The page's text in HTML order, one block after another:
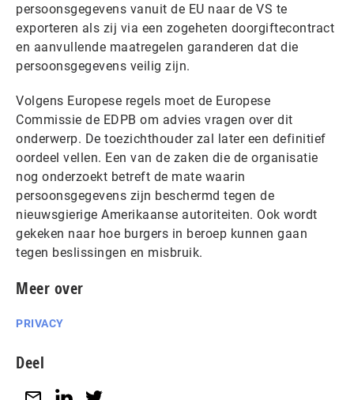
persoonsgegevens vanuit de EU naar de VS te
exporteren als zij via een zogeheten doorgiftecontract
en aanvullende maatregelen garanderen dat die
persoonsgegevens veilig zijn.
Volgens Europese regels moet de Europese
Commissie de EDPB om advies vragen over dit
onderwerp. De toezichthouder zal later een definitief
oordeel vellen. Een van de zaken die de organisatie
nog onderzoekt betreft de mate waarin
persoonsgegevens zijn beschermd tegen de
nieuwsgierige Amerikaanse autoriteiten. Ook wordt
gekeken naar hoe burgers in beroep kunnen gaan
tegen beslissingen en misbruik.
Meer over
PRIVACY
Deel